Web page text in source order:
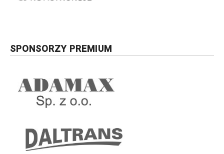
SPONSORZY PREMIUM